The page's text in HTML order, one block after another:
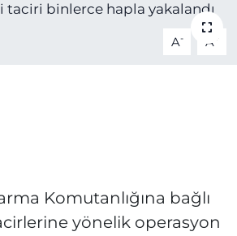
A- A +
Komutanlığına bağlı
yönelik operasyon